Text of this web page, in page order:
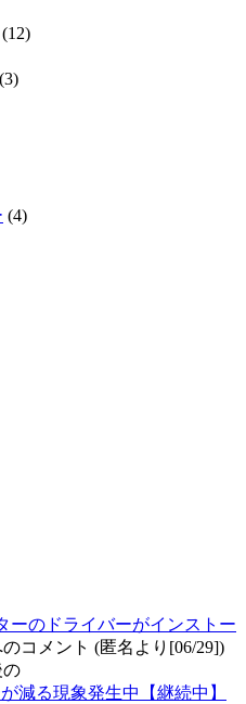
(12)
(3)
(4)
ーのドライバーがインストー
コメント (匿名より[06/29])
の
減る現象発生中【継続中】